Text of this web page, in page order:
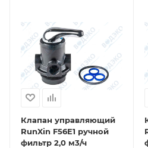
Клапан управляющий
RunXin F56E1 ручной
фильтр 2,0 м3/ч